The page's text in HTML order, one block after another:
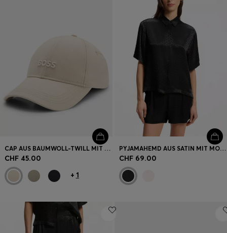
CAP AUS BAUMWOLL-TWILL MIT TONALER LOGO-STICKEREI
CHF 45.00
+ 1
PYJAMAHEMD AUS SATIN MIT MONOGRAMM-JACQUARD
CHF 69.00